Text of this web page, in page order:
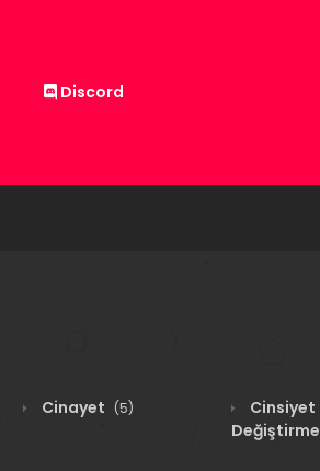
Discord
Cinayet (5)
Cinsiyet
Değiştirme